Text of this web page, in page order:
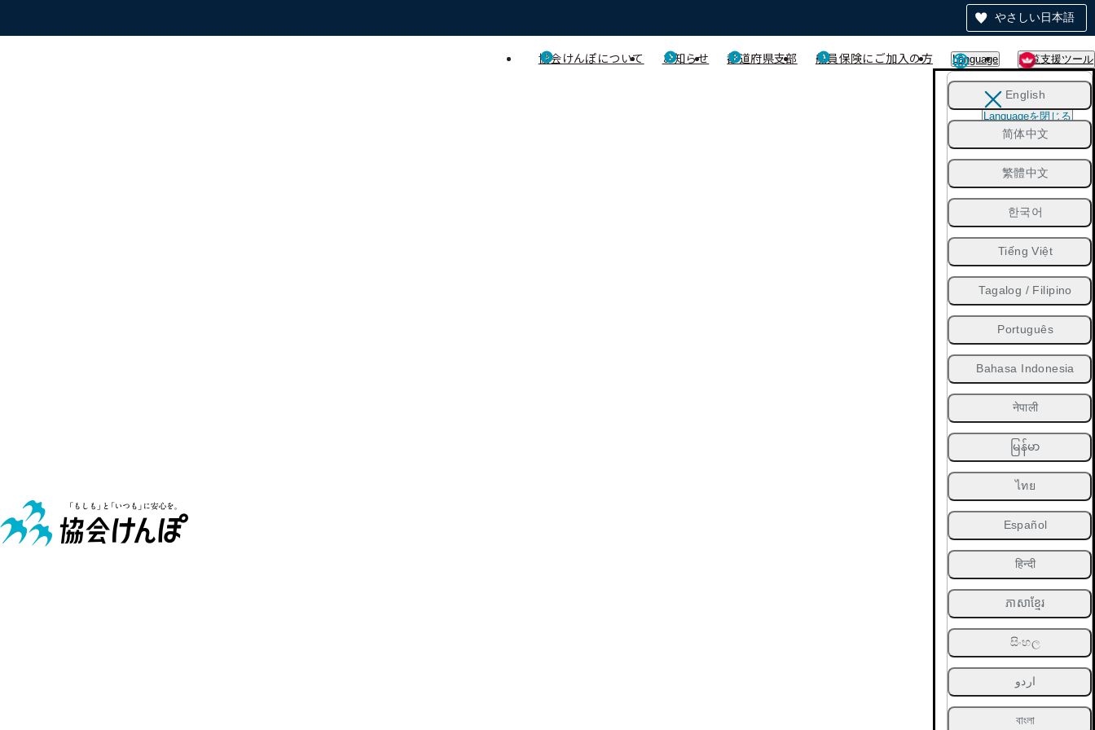
やさしい日本語
協会けんぽについて お知らせ 都道府県支部 船員保険にご加入の方 Language 閲覧支援ツール
English
简体中文
繁體中文
한국어
Tiếng Việt
Tagalog / Filipino
Português
Bahasa Indonesia
नेपाली
မြန်မာ
ไทย
Español
हिन्दी
ភាសាខ្មែរ
සිංහල
اردو
বাংলা
Languageを閉じる